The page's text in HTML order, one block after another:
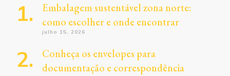
Embalagem sustentável zona norte:
como escolher e onde encontrar
julho 15, 2026
Conheça os envelopes para
documentação e correspondência